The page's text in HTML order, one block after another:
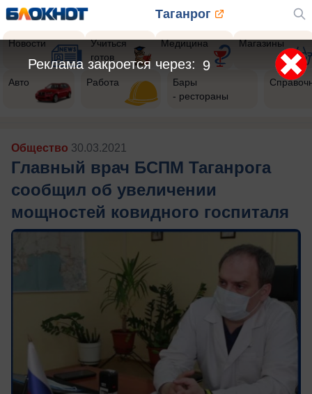
Таганрог
Новости
Учиться
готов
Медицина Магазины
Авто Работа
Бары
- рестораны
Общество 30.03.2021
Главный врач БСПМ Таганрога
сообщил об увеличении
мощностей ковидного госпиталя
7
Реклама закроется через: